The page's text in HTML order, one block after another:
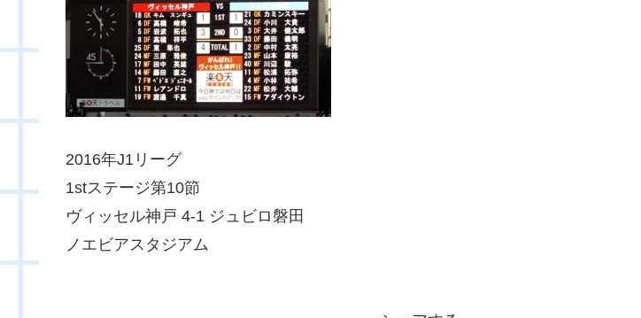
2016年J1リーグ
1stステージ第10節
ヴィッセル神戸 4-1 ジュビロ磐田
ノエビアスタジアム